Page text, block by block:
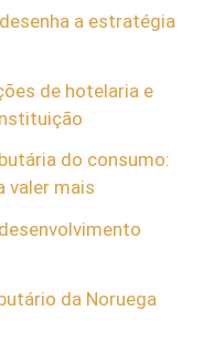
a estratégia
de hotelaria e
do consumo:
valer mais
da Noruega